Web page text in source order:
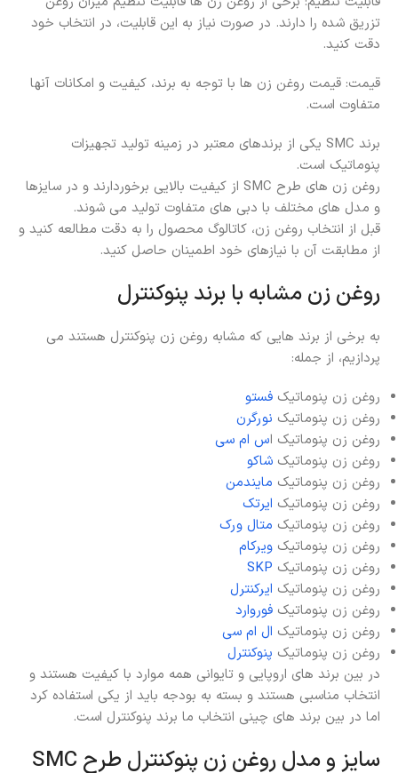
تزریق شده را دارند. در صورت نیاز به این قابلیت، در انتخاب خود
دقت کنید.
قیمت: قیمت روغن زن ها با توجه به برند، کیفیت و امکانات آنها
متفاوت است.
برند SMC یکی از برندهای معتبر در زمینه تولید تجهیزات
پنوماتیک است.
روغن زن های طرح SMC از کیفیت بالایی برخوردارند و در سایزها
و مدل های مختلف با دبی های متفاوت تولید می شوند.
قبل از انتخاب روغن زن، کاتالوگ محصول را به دقت مطالعه کنید و
از مطابقت آن با نیازهای خود اطمینان حاصل کنید.
روغن زن مشابه با برند پنوکنترل
به برخی از برند هایی که مشابه روغن زن پنوکنترل هستند می
پردازیم، از جمله:
روغن زن پنوماتیک فستو
روغن زن پنوماتیک نورگرن
روغن زن پنوماتیک اس ام سی
روغن زن پنوماتیک شاکو
روغن زن پنوماتیک مایندمن
روغن زن پنوماتیک ایرتک
روغن زن پنوماتیک متال ورک
روغن زن پنوماتیک ویرکام
روغن زن پنوماتیک SKP
روغن زن پنوماتیک ایرکنترل
روغن زن پنوماتیک فوروارد
روغن زن پنوماتیک ال ام سی
روغن زن پنوماتیک پنوکنترل
در بین برند های اروپایی و تایوانی همه موارد با کیفیت هستند و
انتخاب مناسبی هستند و بسته به بودجه باید از یکی استفاده کرد
اما در بین برند های چینی انتخاب ما برند پنوکنترل است.
سایز و مدل روغن زن پنوکنترل طرح SMC